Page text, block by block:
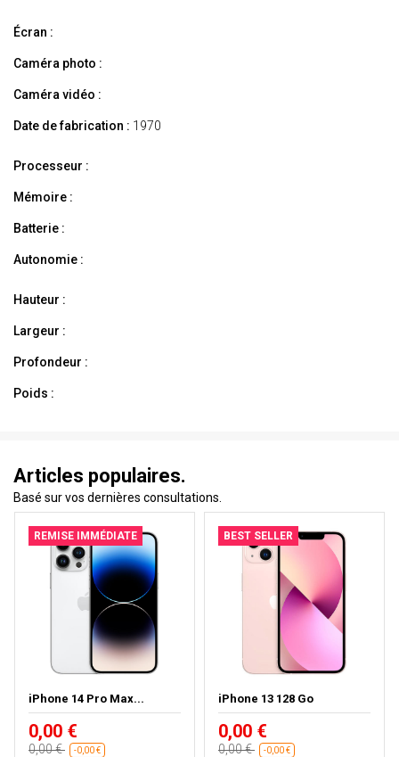
Écran :
Caméra photo :
Caméra vidéo :
Date de fabrication : 1970
Processeur :
Mémoire :
Batterie :
Autonomie :
Hauteur :
Largeur :
Profondeur :
Poids :
Articles populaires.
Basé sur vos dernières consultations.
REMISE IMMÉDIATE
iPhone 14 Pro Max...
0,00 €
0,00 € -0,00 €
BEST SELLER
iPhone 13 128 Go
0,00 €
0,00 € -0,00 €